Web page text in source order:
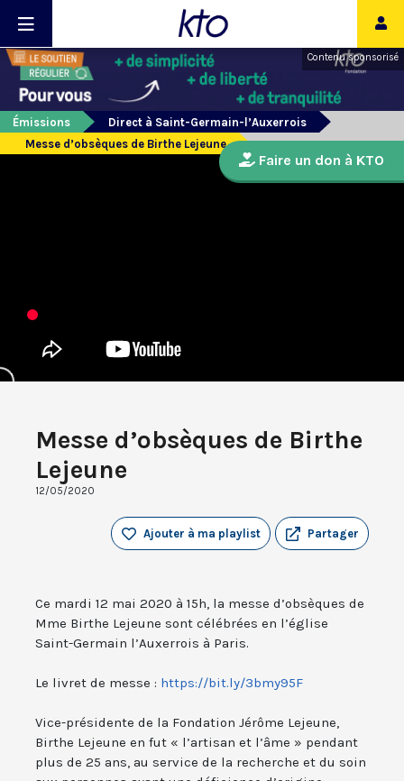
Contenu sponsorisé
Émissions
Direct à Saint-Germain-l’Auxerrois
Messe d’obsèques de Birthe Lejeune
Messe d’obsèques de Birthe
Lejeune
12/05/2020
Partager
Ajouter à ma playlist
Ce mardi 12 mai 2020 à 15h, la messe d’obsèques de
Mme Birthe Lejeune sont célébrées en l’église
Saint-Germain l’Auxerrois à Paris.
Le livret de messe : https://bit.ly/3bmy95F
Vice-présidente de la Fondation Jérôme Lejeune,
Birthe Lejeune en fut « l’artisan et l’âme » pendant
plus de 25 ans, au service de la recherche et du soin
Faire un don à KTO